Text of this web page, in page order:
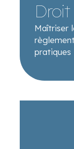
Maîtriser
pratiques